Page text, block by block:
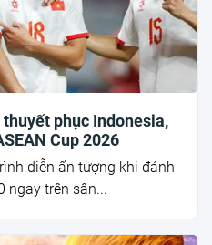
phục Indonesia,
Cup 2026
diễn ấn tượng khi đánh
ngay trên sân...